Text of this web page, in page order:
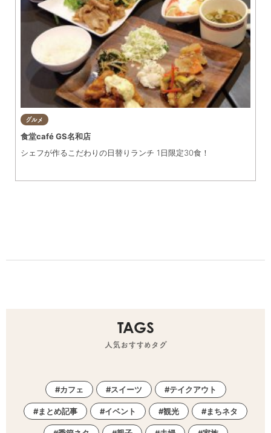
グルメ
食堂café GS名和店
シェフが作るこだわりの日替りランチ 1日限定30食！
TAGS
人気おすすめタグ
カフェ スイーツ テイクアウト
まとめ記事 イベント 観光 まちネタ